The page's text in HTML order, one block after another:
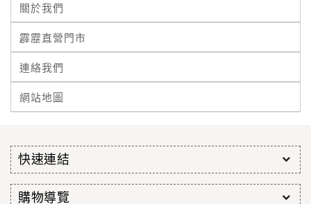
關於我們
霹靂直營門市
連絡我們
網站地圖
快速連結
購物導覽